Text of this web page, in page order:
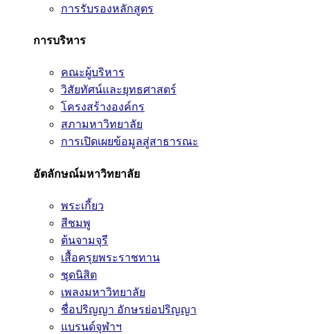
การรับรองหลักสูตร
การบริหาร
คณะผู้บริหาร
วิสัยทัศน์และยุทธศาสตร์
โครงสร้างองค์กร
สภามหาวิทยาลัย
การเปิดเผยข้อมูลสู่สาธารณะ
อัตลักษณ์มหาวิทยาลัย
พระเกี้ยว
สีชมพู
ต้นจามจุรี
เสื้อครุยพระราชทาน
ชุดนิสิต
เพลงมหาวิทยาลัย
ชื่อปริญญา อักษรย่อปริญญา
แบรนด์จุฬาฯ